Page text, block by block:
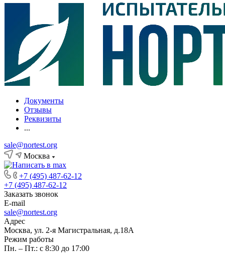
Документы
Отзывы
Реквизиты
...
sale@nortest.org
Москва
+7 (495) 487-62-12
+7 (495) 487-62-12
Заказать звонок
E-mail
sale@nortest.org
Адрес
Москва, ул. 2-я Магистральная, д.18А
Режим работы
Пн. – Пт.: с 8:30 до 17:00